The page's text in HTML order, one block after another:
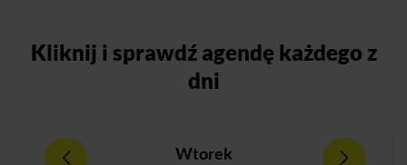
Kliknij i sprawdź agendę każdego z
dni
Wtorek